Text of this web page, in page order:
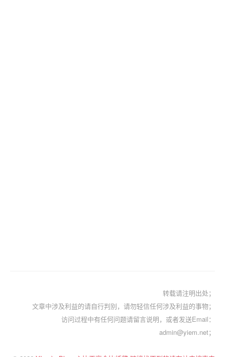
转载请注明出处；
文章中涉及利益的请自行判别，请勿轻信任何涉及利益的事物；
访问过程中有任何问题请留言说明，或者发送Email：
admin@yiem.net；